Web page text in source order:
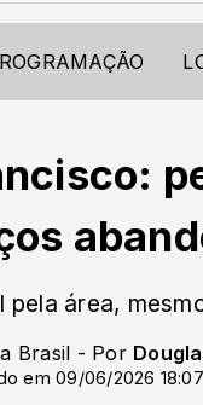
área,
Brasil - Por
em 09/06/2026 18:07